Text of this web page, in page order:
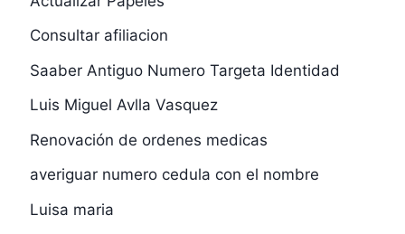
Consultar afiliacion
Saaber Antiguo Numero Targeta Identidad
Luis Miguel Avlla Vasquez
Renovación de ordenes medicas
averiguar numero cedula con el nombre
Luisa maria